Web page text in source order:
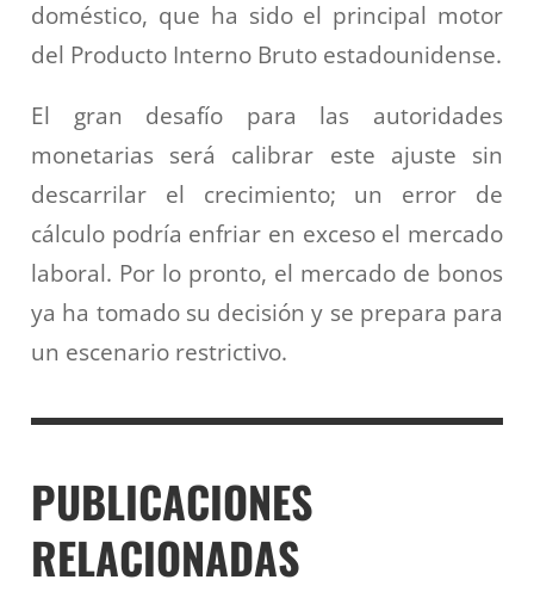
doméstico, que ha sido el principal motor
del Producto Interno Bruto estadounidense.
El gran desafío para las autoridades
monetarias será calibrar este ajuste sin
descarrilar el crecimiento; un error de
cálculo podría enfriar en exceso el mercado
laboral. Por lo pronto, el mercado de bonos
ya ha tomado su decisión y se prepara para
un escenario restrictivo.
PUBLICACIONES
RELACIONADAS